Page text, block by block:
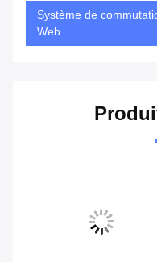
Système de
Web